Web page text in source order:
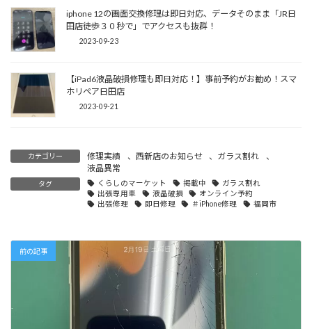
iphone 12の画面交換修理は即日対応、データそのまま「JR日
田店徒歩３０秒で」でアクセスも抜群！
2023-09-23
【iPad6液晶破損修理も即日対応！】事前予約がお勧め！スマ
ホリペア日田店
2023-09-21
カテゴリー 修理実績 、 西新店のお知らせ 、 ガラス割れ
、
液晶異常
タグ くらしのマーケット 掲載中
ガラス割れ
出張専用車
液晶破損
オンライン予約
出張修理
即日修理 ＃iPhone修理 福岡市
前の記事